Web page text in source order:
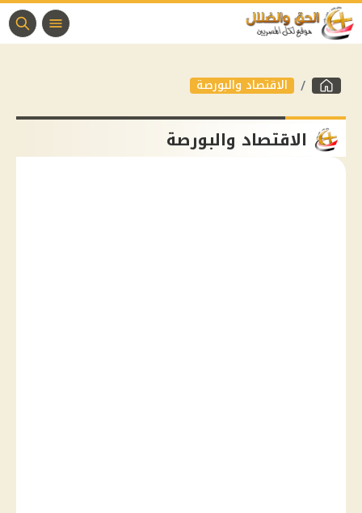
الاقتصاد والبورصة
الاقتصاد والبورصة